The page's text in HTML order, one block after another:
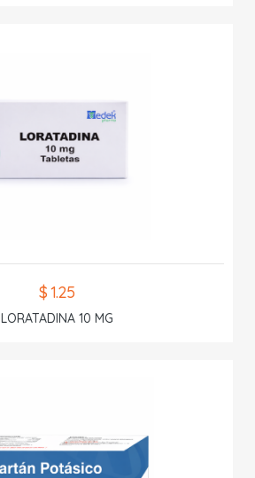
$ 1.25
LORATADINA 10 MG